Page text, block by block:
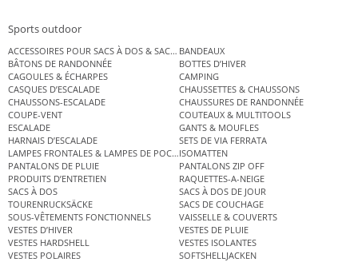
Sports outdoor
ACCESSOIRES POUR SACS À DOS & SACS ÉTANCHES
BANDEAUX
BÂTONS DE RANDONNÉE
BOTTES D’HIVER
CAGOULES & ÉCHARPES
CAMPING
CASQUES D’ESCALADE
CHAUSSETTES & CHAUSSONS
CHAUSSONS-ESCALADE
CHAUSSURES DE RANDONNÉE
COUPE-VENT
COUTEAUX & MULTITOOLS
ESCALADE
GANTS & MOUFLES
HARNAIS D’ESCALADE
SETS DE VIA FERRATA
LAMPES FRONTALES & LAMPES DE POCHEISOMATTEN
PANTALONS DE PLUIE
PANTALONS ZIP OFF
PRODUITS D’ENTRETIEN
RAQUETTES-A-NEIGE
SACS À DOS
SACS À DOS DE JOUR
TOURENRUCKSÄCKE
SACS DE COUCHAGE
SOUS-VÊTEMENTS FONCTIONNELS
VAISSELLE & COUVERTS
VESTES D’HIVER
VESTES DE PLUIE
VESTES HARDSHELL
VESTES ISOLANTES
VESTES POLAIRES
SOFTSHELLJACKEN